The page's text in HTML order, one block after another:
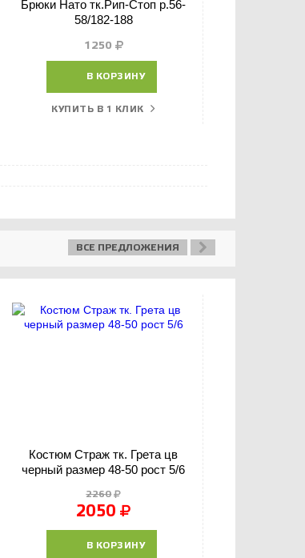
Брюки Нато тк.Рип-Стоп р.56-
58/182-188
1250
В КОРЗИНУ
КУПИТЬ В 1 КЛИК
ВСЕ ПРЕДЛОЖЕНИЯ
Костюм Страж тк. Грета цв
черный размер 48-50 рост 5/6
2260
2050
В КОРЗИНУ